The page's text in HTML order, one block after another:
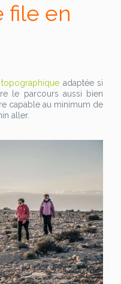
file en
adaptée si
le parcours aussi bien
capable au minimum de
aller.